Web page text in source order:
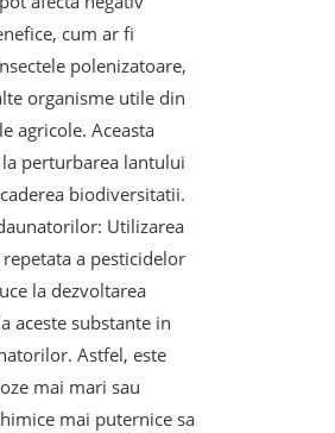
cum ar fi
polenizatoare,
organisme utile din
agricole. Aceasta
perturbarea lantului
biodiversitatii.
Utilizarea
a pesticidelor
la dezvoltarea
aceste substante in
Astfel, este
mai mari sau
mai puternice sa